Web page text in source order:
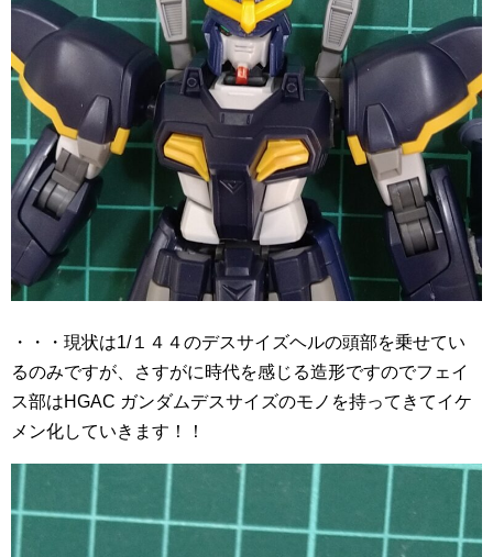
・・・現状は1/１４４のデスサイズヘルの頭部を乗せてい
るのみですが、さすがに時代を感じる造形ですのでフェイ
ス部はHGAC ガンダムデスサイズのモノを持ってきてイケ
メン化していきます！！